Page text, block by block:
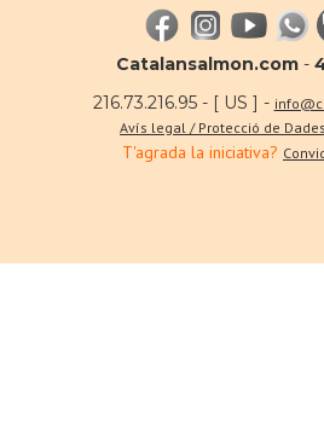
Catalansalmon.com -
216.73.216.95 - [ US ] -
Avís legal / Protecció de
T'agrada la iniciativa?